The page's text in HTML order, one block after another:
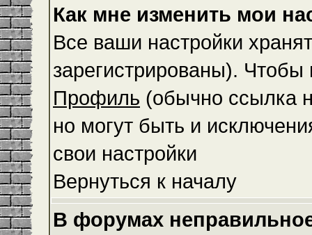
Как мне изменить мои
Все ваши настройки
зарегистрированы). Чтобы
Профиль (обычно ссылка
но могут быть и
свои настройки
Вернуться к началу
В форумах